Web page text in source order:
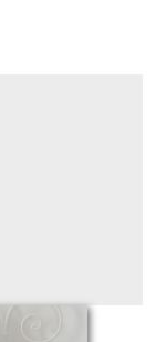
GABRIEL